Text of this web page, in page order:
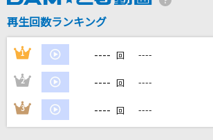
[生音]春愁(ビデオクリップバージョ
Mrs. GREEN APPLE
仮面武闘会
カルxピン
再生回数ランキング
1 ---- 回 ----
2 ---- 回 ----
3 ---- 回 ----